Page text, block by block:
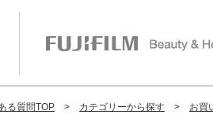
る質問TOP カテゴリーから探す お買